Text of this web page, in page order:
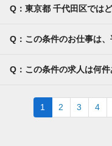
Q：東京都 千代田区では
Q：この条件のお仕事は
Q：この条件の求人は何件
1 2 3 4